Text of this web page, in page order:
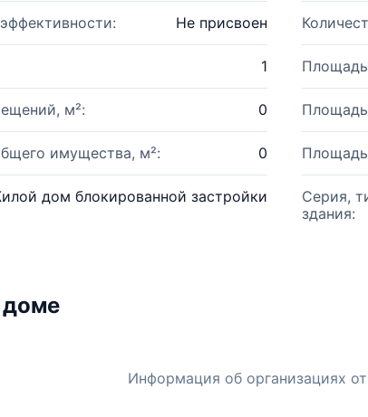
Не присвоен
1
м²: 0
имущества, м²: 0
дом блокированной застройки
Серия,
здания:
доме
Информация об организациях